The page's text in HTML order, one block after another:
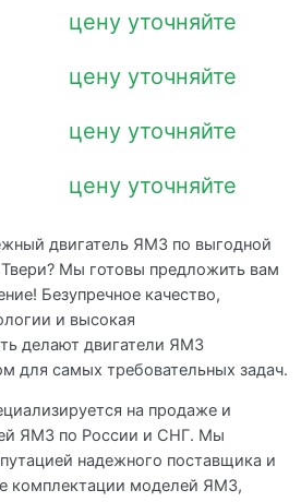
цену уточняйте
цену уточняйте
цену уточняйте
цену уточняйте
двигатель ЯМЗ по выгодной
Твери? Мы готовы предложить вам
Безупречное качество,
и высокая
делают двигатели ЯМЗ
для самых требовательных задач.
на продаже и
ЯМЗ по России и СНГ. Мы
надежного поставщика и
комплектации моделей ЯМЗ,